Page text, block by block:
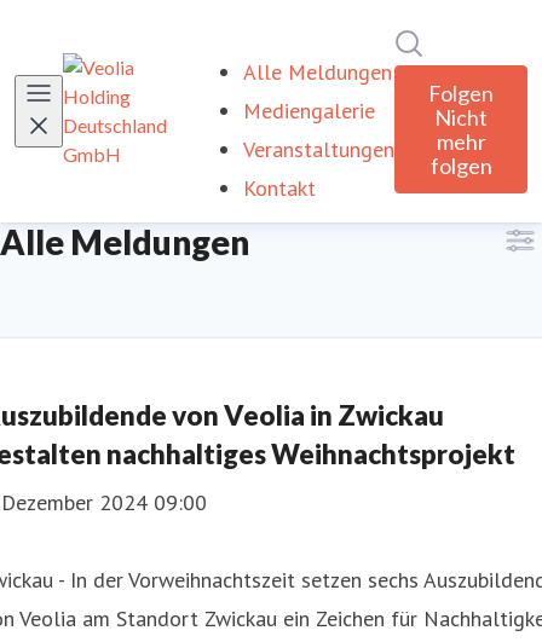
Alle Meldungen(current)
Mediengalerie
Veranstaltungen
Kontakt
Folgen
Nicht
mehr
folgen
Alle Meldungen
von Veolia in Zwickau
nachhaltiges Weihnachtsprojekt
2024 09:00
- In der Vorweihnachtszeit setzen sechs
Veolia am Standort Zwickau ein Zeichen für